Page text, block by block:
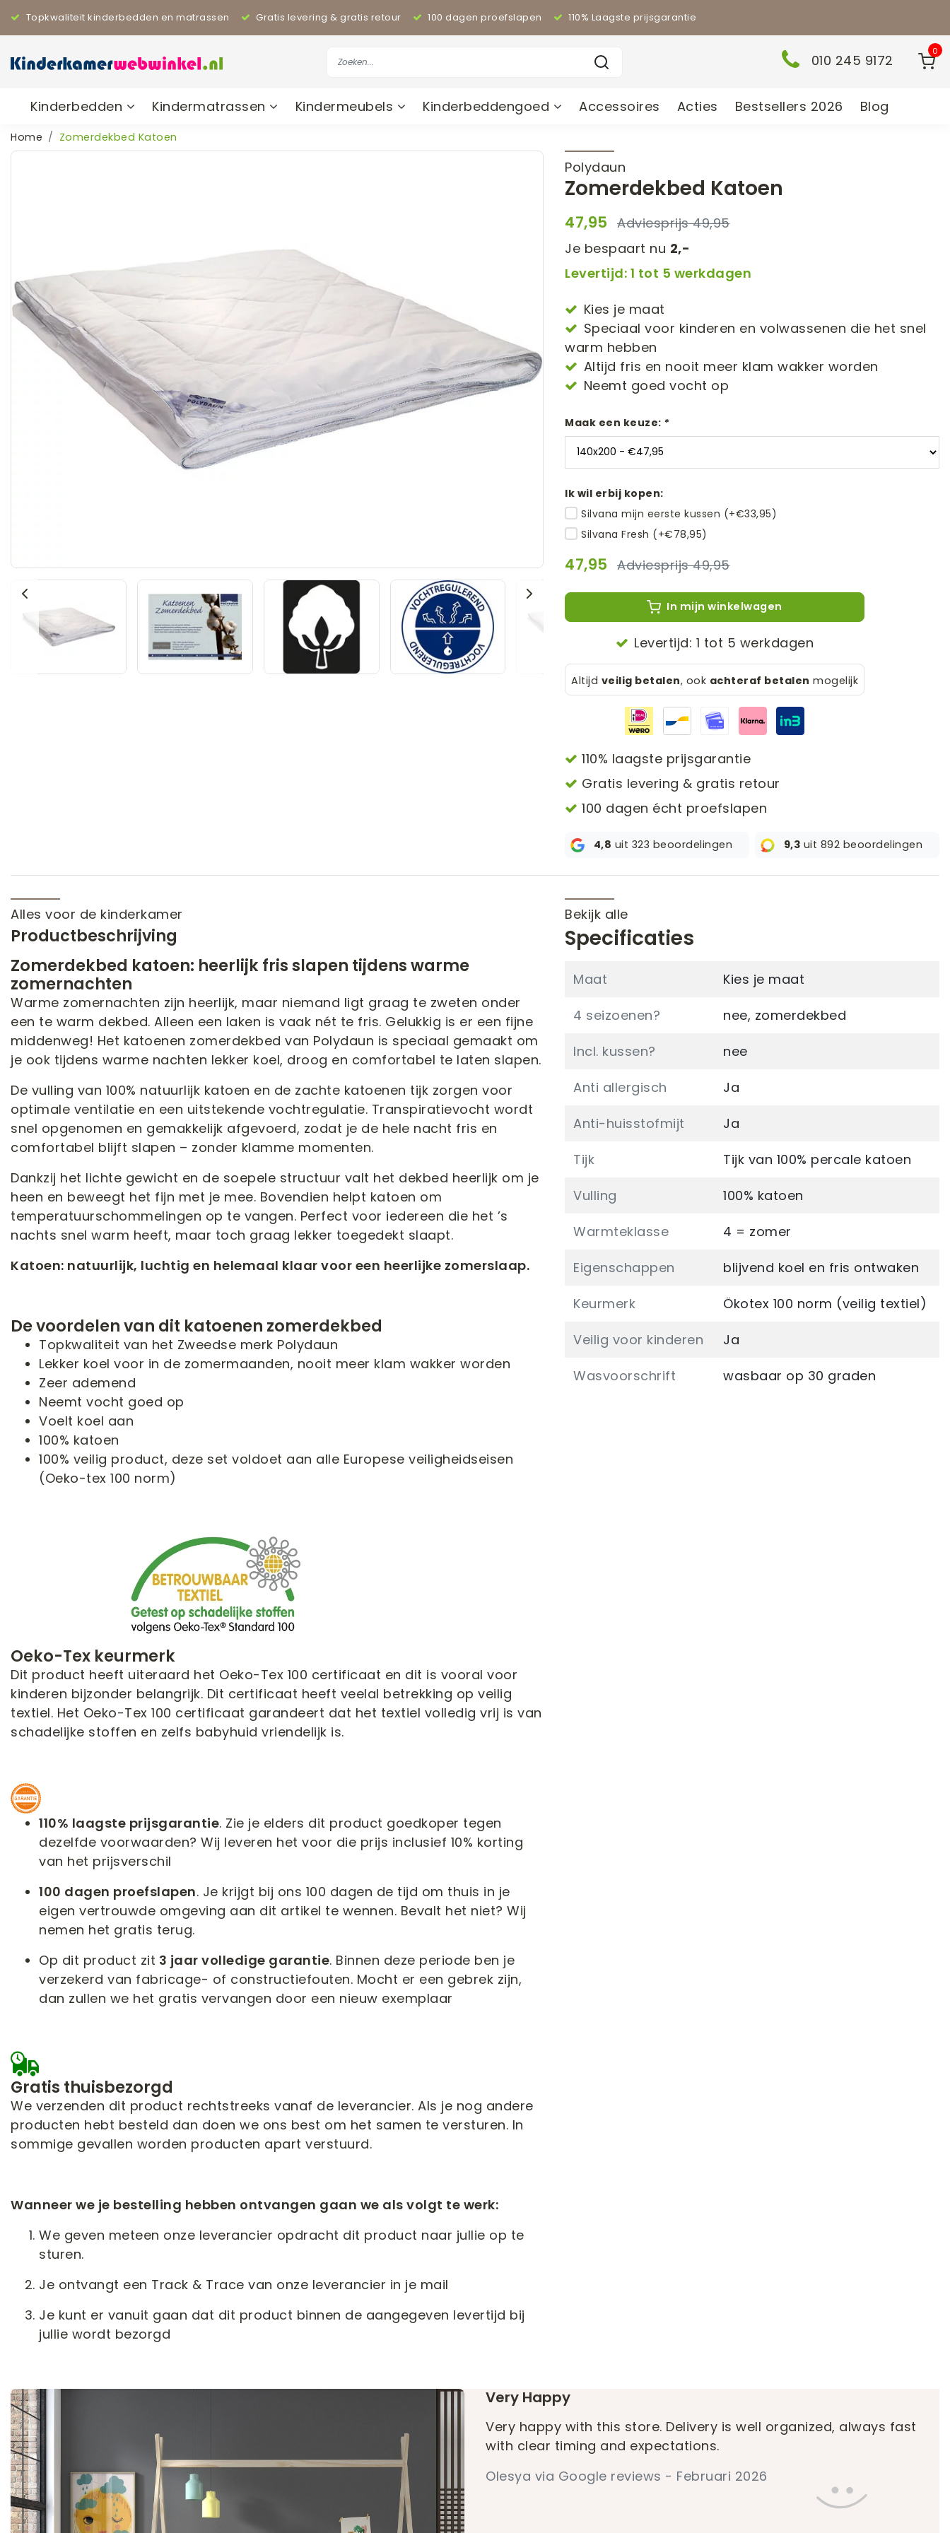
Topkwaliteit kinderbedden en matrassen Gratis levering & gratis retour 100 dagen proefslapen 110% Laagste prijsgarantie
010 245 9172
0
Kinderbedden Kindermatrassen Kindermeubels Kinderbeddengoed Accessoires Acties Bestsellers 2026 Blog
Home Zomerdekbed Katoen
Polydaun
Zomerdekbed Katoen
47,95
49,95
Je bespaart nu 2,-
Levertijd: 1 tot 5 werkdagen
Kies je maat
Speciaal voor kinderen en volwassenen die het snel
warm hebben
Altijd fris en nooit meer klam wakker worden
Neemt goed vocht op
Maak een keuze: *
Ik wil erbij kopen:
Silvana mijn eerste kussen (+€33,95)
Silvana Fresh (+€78,95)
47,95 49,95
In mijn winkelwagen
Levertijd: 1 tot 5 werkdagen
Altijd veilig betalen, ook achteraf betalen mogelijk
110% laagste prijsgarantie
Gratis levering & gratis retour
100 dagen écht proefslapen
4,8 uit 323 beoordelingen 9,3 uit 892 beoordelingen
Alles voor de kinderkamer
Productbeschrijving
Zomerdekbed katoen: heerlijk fris slapen tijdens warme
zomernachten
Warme zomernachten zijn heerlijk, maar niemand ligt graag te zweten onder
een te warm dekbed. Alleen een laken is vaak nét te fris. Gelukkig is er een fijne
middenweg! Het katoenen zomerdekbed van Polydaun is speciaal gemaakt om
je ook tijdens warme nachten lekker koel, droog en comfortabel te laten slapen.
De vulling van 100% natuurlijk katoen en de zachte katoenen tijk zorgen voor
optimale ventilatie en een uitstekende vochtregulatie. Transpiratievocht wordt
snel opgenomen en gemakkelijk afgevoerd, zodat je de hele nacht fris en
comfortabel blijft slapen – zonder klamme momenten.
Dankzij het lichte gewicht en de soepele structuur valt het dekbed heerlijk om je
heen en beweegt het fijn met je mee. Bovendien helpt katoen om
temperatuurschommelingen op te vangen. Perfect voor iedereen die het ’s
nachts snel warm heeft, maar toch graag lekker toegedekt slaapt.
Katoen: natuurlijk, luchtig en helemaal klaar voor een heerlijke zomerslaap.
De voordelen van dit katoenen zomerdekbed
Topkwaliteit van het Zweedse merk Polydaun
Lekker koel voor in de zomermaanden, nooit meer klam wakker worden
Zeer ademend
Neemt vocht goed op
Voelt koel aan
100% katoen
100% veilig product, deze set voldoet aan alle Europese veiligheidseisen
(Oeko-tex 100 norm)
Oeko-Tex keurmerk
Dit product heeft uiteraard het Oeko-Tex 100 certificaat en dit is vooral voor
kinderen bijzonder belangrijk. Dit certificaat heeft veelal betrekking op veilig
textiel. Het Oeko-Tex 100 certificaat garandeert dat het textiel volledig vrij is van
schadelijke stoffen en zelfs babyhuid vriendelijk is.
110% laagste prijsgarantie. Zie je elders dit product goedkoper tegen
dezelfde voorwaarden? Wij leveren het voor die prijs inclusief 10% korting
van het prijsverschil
100 dagen proefslapen. Je krijgt bij ons 100 dagen de tijd om thuis in je
eigen vertrouwde omgeving aan dit artikel te wennen. Bevalt het niet? Wij
nemen het gratis terug.
Op dit product zit 3 jaar volledige garantie. Binnen deze periode ben je
verzekerd van fabricage- of constructiefouten. Mocht er een gebrek zijn,
dan zullen we het gratis vervangen door een nieuw exemplaar
Gratis thuisbezorgd
We verzenden dit product rechtstreeks vanaf de leverancier. Als je nog andere
producten hebt besteld dan doen we ons best om het samen te versturen. In
sommige gevallen worden producten apart verstuurd.
Wanneer we je bestelling hebben ontvangen gaan we als volgt te werk:
We geven meteen onze leverancier opdracht dit product naar jullie op te
sturen.
Je ontvangt een Track & Trace van onze leverancier in je mail
Je kunt er vanuit gaan dat dit product binnen de aangegeven levertijd bij
jullie wordt bezorgd
Bekijk alle
Specificaties
Maat Kies je maat
4 seizoenen? nee, zomerdekbed
Incl. kussen? nee
Anti allergisch Ja
Anti-huisstofmijt Ja
Tijk Tijk van 100% percale katoen
Vulling 100% katoen
Warmteklasse 4 = zomer
Eigenschappen blijvend koel en fris ontwaken
Keurmerk Ökotex 100 norm (veilig textiel)
Veilig voor kinderen Ja
Wasvoorschrift wasbaar op 30 graden
Very Happy
Very happy with this store. Delivery is well organized, always fast
with clear timing and expectations.
Olesya via Google reviews - Februari 2026